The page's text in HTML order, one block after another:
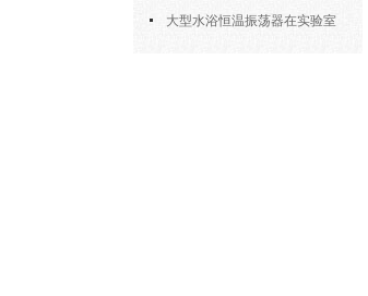
用，方法其实很简单
大型水浴恒温振荡器在实验室